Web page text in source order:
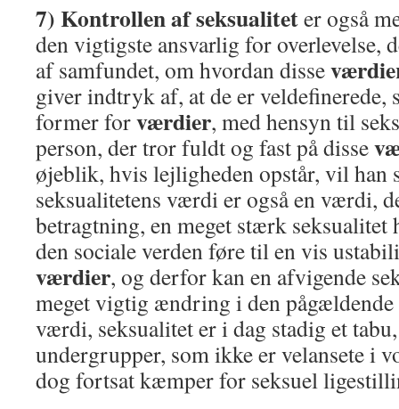
7) Kontrollen af seksualiteter også
den vigtigste ansvarlig for overlevelse,
af samfundet, om hvordan disse
giver indtryk af, at de er veldefinerede,
former forværdier, med hensyn til
person, der tror fuldt og fast på disse
øjeblik, hvis lejligheden opstår, vil han
seksualitetens værdi er også en værdi,
betragtning, en meget stærk seksualitet
den sociale verden føre til en vis
værdier, og derfor kan en afvigende
meget vigtig ændring i den
værdi, seksualitet er i dag stadig et
undergrupper, som ikke er velansete i
dog fortsat kæmper for seksuel